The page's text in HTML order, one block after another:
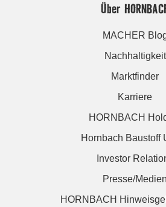
Über
MACHER
Nachhaltigkeit
Marktfinder
Karriere
HORNBACH
Hornbach Baustoff
Investor
Presse/Medien
HORNBACH